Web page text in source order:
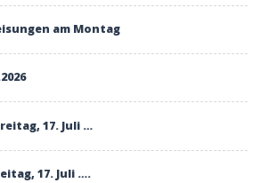
am Montag
17. Juli …
17. Juli ….